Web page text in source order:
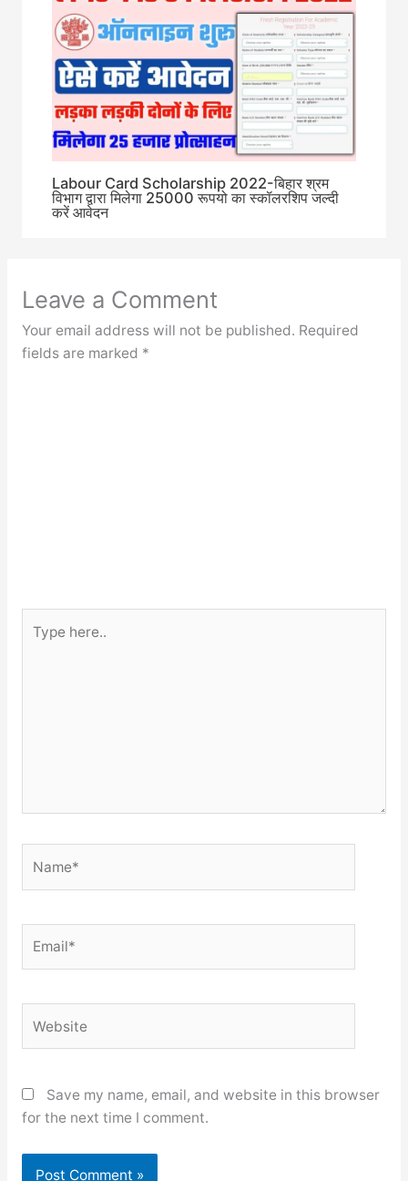
Labour Card Scholarship 2022-बिहार श्रम
विभाग द्वारा मिलेगा 25000 रूपयो का स्कॉलरशिप जल्दी
करें आवेदन
Leave a Comment
Your email address will not be published. Required
fields are marked *
here..
Save my name, email, and website in this browser
for the next time I comment.